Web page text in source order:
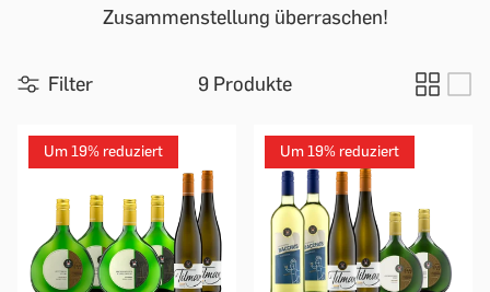
Zusammenstellung überraschen!
Filter 9 Produkte
Um 19% reduziert Um 19% reduziert